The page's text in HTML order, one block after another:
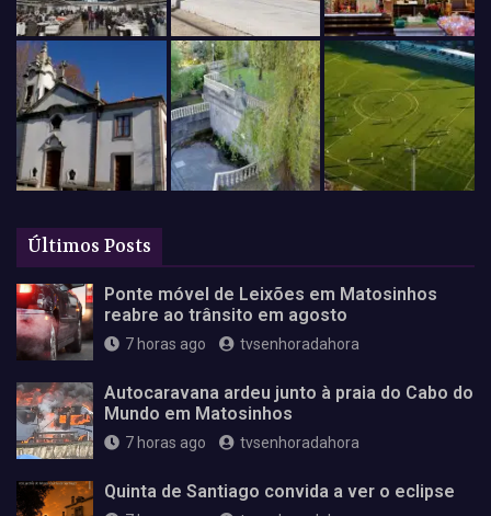
Últimos Posts
Ponte móvel de Leixões em Matosinhos
reabre ao trânsito em agosto
7 horas ago tvsenhoradahora
Autocaravana ardeu junto à praia do Cabo do
Mundo em Matosinhos
7 horas ago tvsenhoradahora
Quinta de Santiago convida a ver o eclipse